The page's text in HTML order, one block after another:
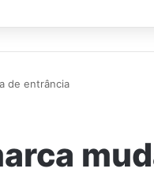
de entrância